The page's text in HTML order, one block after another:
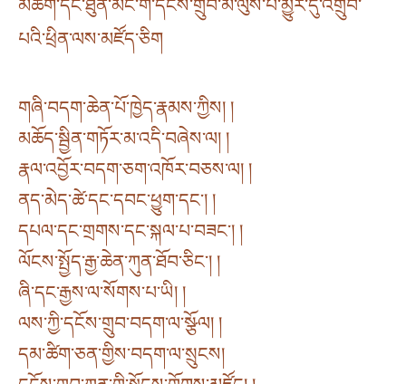
མཆོག་དང་ཐུན་མོང་གི་དངོས་གྲུབ་མ་ལུས་པ་མྱུར་དུ་འགྲུབ་
པའི་ཕྲིན་ལས་མཛོད་ཅིག
གཞི་བདག་ཆེན་པོ་ཁྱེད་རྣམས་ཀྱིས། །
མཆོད་སྦྱིན་གཏོར་མ་འདི་བཞེས་ལ། །
རྣལ་འབྱོར་བདག་ཅག་འཁོར་བཅས་ལ། །
ནད་མེད་ཚེ་དང་དབང་ཕྱུག་དང༌། །
དཔལ་དང་གྲགས་དང་སྐལ་པ་བཟང༌། །
ལོངས་སྤྱོད་རྒྱ་ཆེན་ཀུན་ཐོབ་ཅིང༌། །
ཞི་དང་རྒྱས་ལ་སོགས་པ་ཡི། །
ལས་ཀྱི་དངོས་གྲུབ་བདག་ལ་སྩོལ། །
དམ་ཚིག་ཅན་གྱིས་བདག་ལ་སྲུངས།